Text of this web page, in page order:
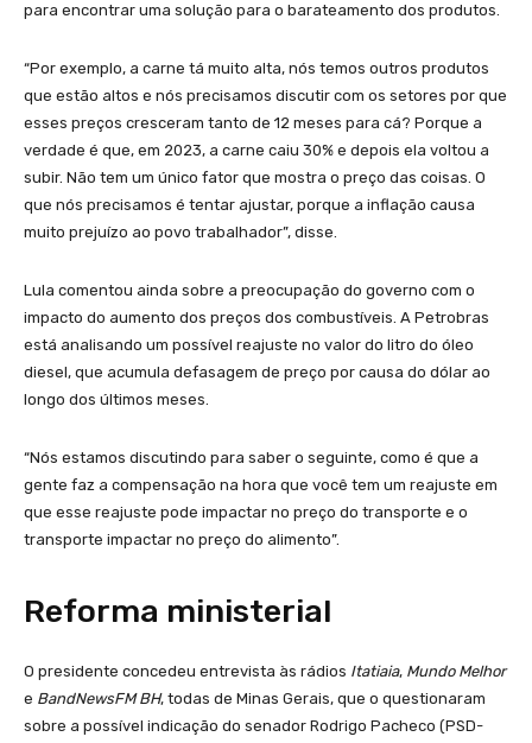
para encontrar uma solução para o barateamento dos produtos.
“Por exemplo, a carne tá muito alta, nós temos outros produtos
que estão altos e nós precisamos discutir com os setores por que
esses preços cresceram tanto de 12 meses para cá? Porque a
verdade é que, em 2023, a carne caiu 30% e depois ela voltou a
subir. Não tem um único fator que mostra o preço das coisas. O
que nós precisamos é tentar ajustar, porque a inflação causa
muito prejuízo ao povo trabalhador”, disse.
Lula comentou ainda sobre a preocupação do governo com o
impacto do aumento dos preços dos combustíveis. A Petrobras
está analisando um possível reajuste no valor do litro do óleo
diesel, que acumula defasagem de preço por causa do dólar ao
longo dos últimos meses.
“Nós estamos discutindo para saber o seguinte, como é que a
gente faz a compensação na hora que você tem um reajuste em
que esse reajuste pode impactar no preço do transporte e o
transporte impactar no preço do alimento”.
Reforma ministerial
O presidente concedeu entrevista às rádios Itatiaia, Mundo Melhor
e BandNewsFM BH, todas de Minas Gerais, que o questionaram
sobre a possível indicação do senador Rodrigo Pacheco (PSD-